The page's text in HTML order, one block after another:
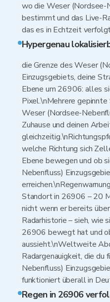
wo die Weser
bestimmt und das Live-
das es in Echtzeit
Hypergenau
die Grenze des Weser
Einzugsgebiets, deine
Ebene um 26906: alles
Pixel.\nMehrere
Weser (Nordsee-
Zuhause und deinen
welche Richtung sich
Ebene bewegen und ob
Nebenfluss)
Standort in 26906 – 20
nicht wenn er bereits
Radarhistorie – sieh, wie
26906 bewegt hat und
aussieht.\nWeltweite
Radargenauigkeit, die du
Nebenfluss)
funktioniert überall in
Regen in 26906